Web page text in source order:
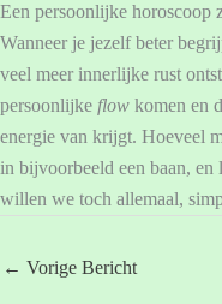
Een persoonlijke horoscoop
Wanneer je jezelf beter
veel meer innerlijke rust
persoonlijke flow komen en
energie van krijgt. Hoeveel
in bijvoorbeeld een baan,
willen we toch allemaal,
← Vorige Bericht